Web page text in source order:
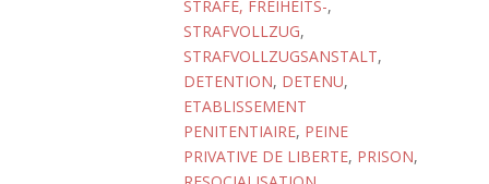
STRAFE, FREIHEITS-,
STRAFVOLLZUG,
STRAFVOLLZUGSANSTALT,
DETENTION, DETENU,
ETABLISSEMENT
PENITENTIAIRE, PEINE
PRIVATIVE DE LIBERTE, PRISON,